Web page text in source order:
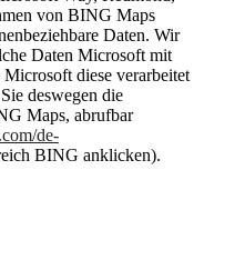
von BING Maps
Daten. Wir
Daten Microsoft mit
diese verarbeitet
deswegen die
Maps, abrufbar
de-
BING anklicken).